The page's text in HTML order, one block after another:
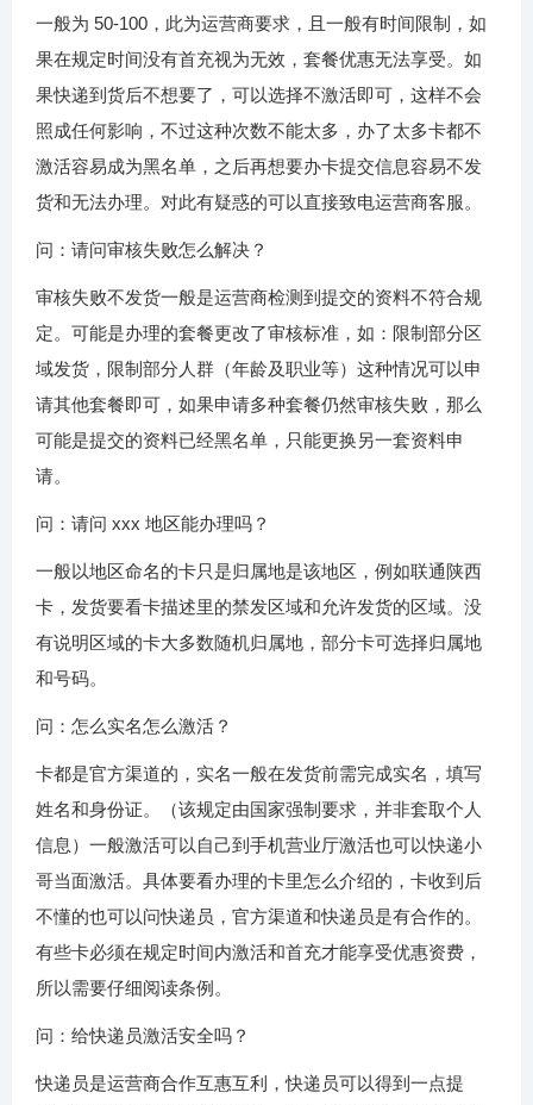
一般为 50-100，此为运营商要求，且一般有时间限制，如
果在规定时间没有首充视为无效，套餐优惠无法享受。如
果快递到货后不想要了，可以选择不激活即可，这样不会
照成任何影响，不过这种次数不能太多，办了太多卡都不
激活容易成为黑名单，之后再想要办卡提交信息容易不发
货和无法办理。对此有疑惑的可以直接致电运营商客服。
问：请问审核失败怎么解决？
审核失败不发货一般是运营商检测到提交的资料不符合规
定。可能是办理的套餐更改了审核标准，如：限制部分区
域发货，限制部分人群（年龄及职业等）这种情况可以申
请其他套餐即可，如果申请多种套餐仍然审核失败，那么
可能是提交的资料已经黑名单，只能更换另一套资料申
请。
问：请问 xxx 地区能办理吗？
一般以地区命名的卡只是归属地是该地区，例如联通陕西
卡，发货要看卡描述里的禁发区域和允许发货的区域。没
有说明区域的卡大多数随机归属地，部分卡可选择归属地
和号码。
问：怎么实名怎么激活？
卡都是官方渠道的，实名一般在发货前需完成实名，填写
姓名和身份证。（该规定由国家强制要求，并非套取个人
信息）一般激活可以自己到手机营业厅激活也可以快递小
哥当面激活。具体要看办理的卡里怎么介绍的，卡收到后
不懂的也可以问快递员，官方渠道和快递员是有合作的。
有些卡必须在规定时间内激活和首充才能享受优惠资费，
所以需要仔细阅读条例。
问：给快递员激活安全吗？
快递员是运营商合作互惠互利，快递员可以得到一点提